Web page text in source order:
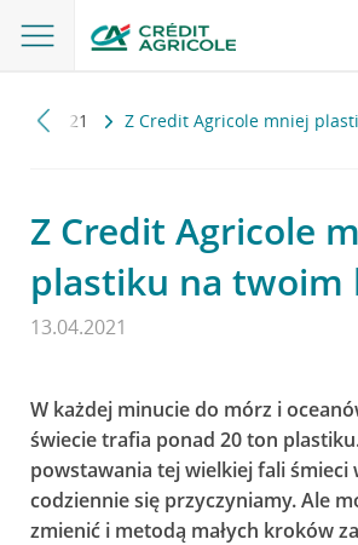
2021 Z Credit Agricole mniej
Z Credit Agricole
plastiku na twoim
13.04.2021
W każdej minucie do mórz i
świecie trafia ponad 20 ton
powstawania tej wielkiej fali śmieci
codziennie się przyczyniamy. Ale
zmienić i metodą małych kroków